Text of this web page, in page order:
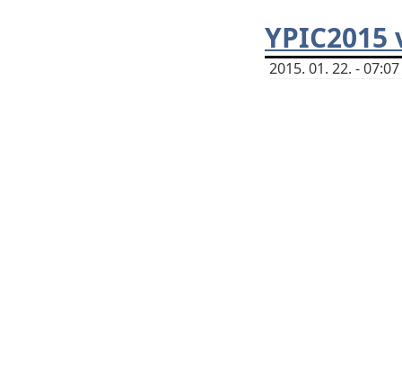
YPIC2015
2015. 01. 22. -